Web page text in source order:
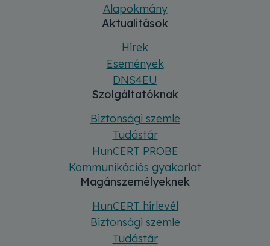
Alapokmány
Aktualitások
Hírek
Események
DNS4EU
Szolgáltatóknak
Biztonsági szemle
Tudástár
HunCERT PROBE
Kommunikációs gyakorlat
Magánszemélyeknek
HunCERT hírlevél
Biztonsági szemle
Tudástár